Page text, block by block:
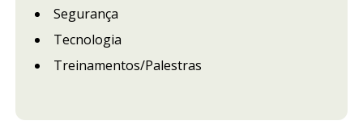
Segurança
Tecnologia
Treinamentos/Palestras